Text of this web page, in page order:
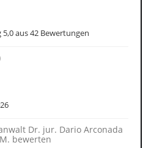
aus 42 Bewertungen
Dr. jur. Dario Arconada
bewerten